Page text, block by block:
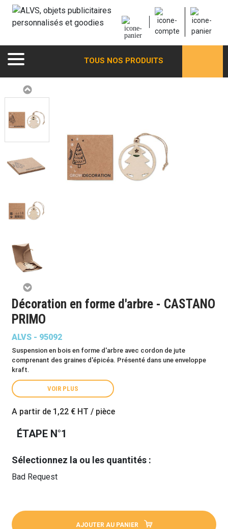
TOUS NOS PRODUITS
Décoration en forme d'arbre - CASTANO
PRIMO
ALVS - 95092
Suspension en bois en forme d'arbre avec cordon de jute
comprenant des graines d'épicéa. Présenté dans une enveloppe
kraft.
VOIR PLUS
A partir de 1,22 € HT / pièce
ÉTAPE N°1
Sélectionnez la ou les quantités :
Bad Request
AJOUTER AU PANIER